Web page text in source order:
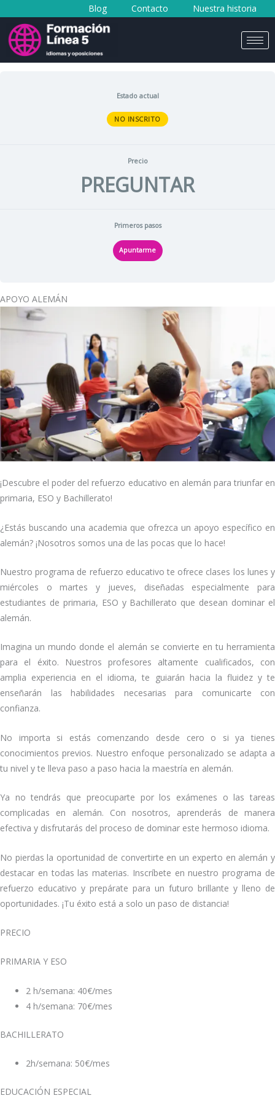
contenido
Blog Contacto Nuestra historia
Estado actual
NO INSCRITO
Precio
PREGUNTAR
Primeros pasos
Apuntarme
APOYO ALEMÁN
¡Descubre el poder del refuerzo educativo en alemán para triunfar en
primaria, ESO y Bachillerato!
¿Estás buscando una academia que ofrezca un apoyo específico en
alemán? ¡Nosotros somos una de las pocas que lo hace!
Nuestro programa de refuerzo educativo te ofrece clases los lunes y
miércoles o martes y jueves, diseñadas especialmente para
estudiantes de primaria, ESO y Bachillerato que desean dominar el
alemán.
Imagina un mundo donde el alemán se convierte en tu herramienta
para el éxito. Nuestros profesores altamente cualificados, con
amplia experiencia en el idioma, te guiarán hacia la fluidez y te
enseñarán las habilidades necesarias para comunicarte con
confianza.
No importa si estás comenzando desde cero o si ya tienes
conocimientos previos. Nuestro enfoque personalizado se adapta a
tu nivel y te lleva paso a paso hacia la maestría en alemán.
Ya no tendrás que preocuparte por los exámenes o las tareas
complicadas en alemán. Con nosotros, aprenderás de manera
efectiva y disfrutarás del proceso de dominar este hermoso idioma.
No pierdas la oportunidad de convertirte en un experto en alemán y
destacar en todas las materias. Inscríbete en nuestro programa de
refuerzo educativo y prepárate para un futuro brillante y lleno de
oportunidades. ¡Tu éxito está a solo un paso de distancia!
PRECIO
PRIMARIA Y ESO
2 h/semana: 40€/mes
4 h/semana: 70€/mes
BACHILLERATO
2h/semana: 50€/mes
EDUCACIÓN ESPECIAL